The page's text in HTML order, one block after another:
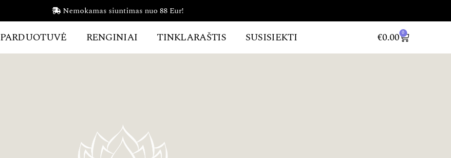
Nemokamas siuntimas nuo 88 Eur!
PARDUOTUVĖ RENGINIAI TINKLARAŠTIS SUSISIEKTI €0.00 0